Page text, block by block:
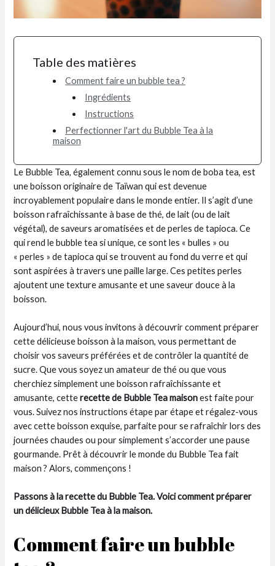
Table des matières
Comment faire un bubble tea ?
Ingrédients
Instructions
Perfectionner l'art du Bubble Tea à la
maison
Le Bubble Tea, également connu sous le nom de boba tea, est
une boisson originaire de Taïwan qui est devenue
incroyablement populaire dans le monde entier. Il s’agit d’une
boisson rafraîchissante à base de thé, de lait (ou de lait
végétal), de saveurs aromatisées et de perles de tapioca. Ce
qui rend le bubble tea si unique, ce sont les « bulles » ou
« perles » de tapioca qui se trouvent au fond du verre et qui
sont aspirées à travers une paille large. Ces petites perles
ajoutent une texture amusante et une saveur douce à la
boisson.
Aujourd’hui, nous vous invitons à découvrir comment préparer
cette délicieuse boisson à la maison, vous permettant de
choisir vos saveurs préférées et de contrôler la quantité de
sucre. Que vous soyez un amateur de thé ou que vous
cherchiez simplement une boisson rafraîchissante et
amusante, cetterecette de Bubble Tea maisonest faite pour
vous. Suivez nos instructions étape par étape et régalez-vous
avec cette boisson exquise, parfaite pour se rafraîchir lors des
journées chaudes ou pour simplement s’accorder une pause
gourmande. Prêt à découvrir le monde du Bubble Tea fait
maison ? Alors, commençons !
Passons à la recette du Bubble Tea. Voici comment préparer
un délicieux Bubble Tea à la maison.
Comment faire un bubble